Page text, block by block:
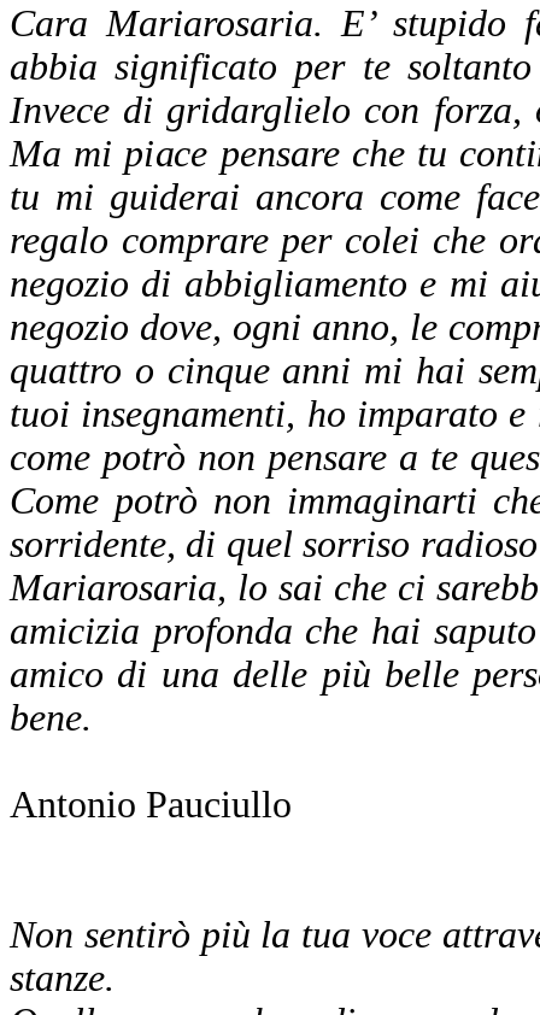
Cara Mariarosaria. E’ stupido
abbia significato per te
Invece di gridarglielo con
Ma mi piace pensare che tu
tu mi guiderai ancora come
regalo comprare per colei che
negozio di abbigliamento e mi
negozio dove, ogni anno, le
quattro o cinque anni mi hai
tuoi insegnamenti, ho imparato
come potrò non pensare a te
Come potrò non immaginarti
sorridente, di quel sorriso
Mariarosaria, lo sai che ci
amicizia profonda che hai
amico di una delle più belle
bene.
Antonio Pauciullo
Non sentirò più la tua voce
stanze.